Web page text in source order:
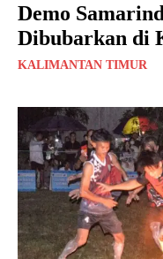
Demo
Dibubarkan di
KALIMANTAN TIMUR